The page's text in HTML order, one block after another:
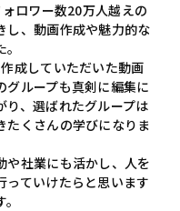
ロワー数20万人越えの
し、動画作成や魅力的な
成していただいた動画
グループも真剣に編集に
り、選ばれたグループは
たくさんの学びになりま
や社業にも活かし、人を
っていけたらと思います